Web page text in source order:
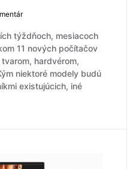
týždňoch, mesiacoch
11 nových počítačov
hardvérom,
niektoré modely budú
existujúcich, iné